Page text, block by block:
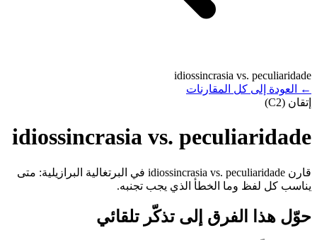
idiossincrasia vs. peculiaridade
←
العودة إلى كل المقارنات
إتقان (C2)
idiossincrasia vs. peculiaridade
قارن idiossincrasia vs. peculiaridade في البرتغالية البرازيلية: متى
يناسب كل لفظ وما الخطأ الذي يجب تجنبه.
حوّل هذا الفرق إلى تذكّر تلقائي